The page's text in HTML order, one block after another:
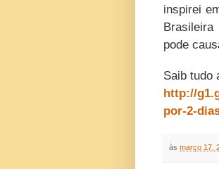
inspirei
pode
Saib tudo
http://
por-2-
às março 17,